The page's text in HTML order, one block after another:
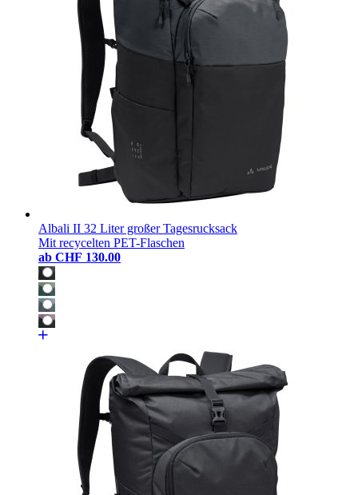
Albali II 32 Liter großer Tagesrucksack
Mit recycelten PET-Flaschen
ab CHF 130.00